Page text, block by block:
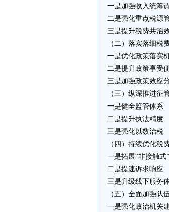
一是加强收入统筹
二是强化重点税源
三是提升税费共治
（二）落实落细税
一是优化政策落实
二是提升政策享受
三是加强政策效应
（三）纵深推进征
一是健全监管体系
二是提升执法精度
三是强化以数治税
（四）持续优化税
一是拓展“非接触式
二是提速诉求响应
三是升级线下服务
（五）全面加强队
一是强化政治机关